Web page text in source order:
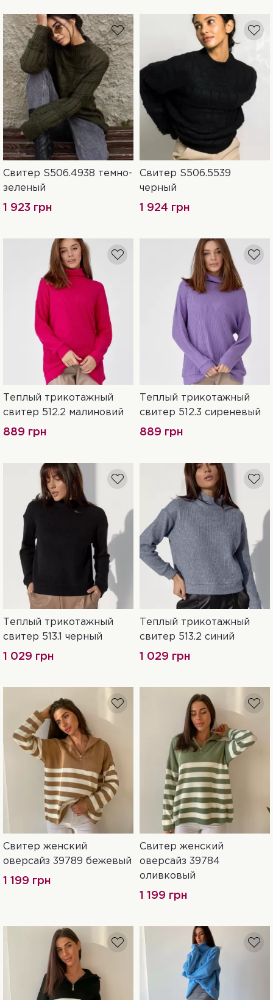
UN
Свитер S506.4938 темно-
зеленый
1 923 грн
UN
Свитер S506.5539
черный
1 924 грн
42 44 46
Теплый трикотажный
свитер 512.2 малиновий
889 грн
42 44 46
Теплый трикотажный
свитер 512.3 сиреневый
889 грн
42 44 46
Теплый трикотажный
свитер 513.1 черный
1 029 грн
42
Теплый трикотажный
свитер 513.2 синий
1 029 грн
42-48
Свитер женский
оверсайз 39789 бежевый
1 199 грн
42-48
Свитер женский
оверсайз 39784
оливковый
1 199 грн